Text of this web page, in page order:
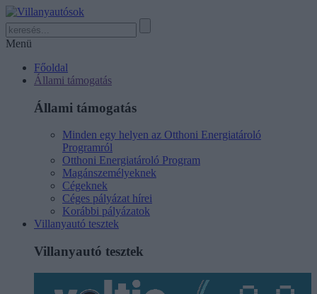
Menü
Főoldal
Állami támogatás
Állami támogatás
Minden egy helyen az Otthoni Energiatároló
Programról
Otthoni Energiatároló Program
Magánszemélyeknek
Cégeknek
Céges pályázat hírei
Korábbi pályázatok
Villanyautó tesztek
Villanyautó tesztek